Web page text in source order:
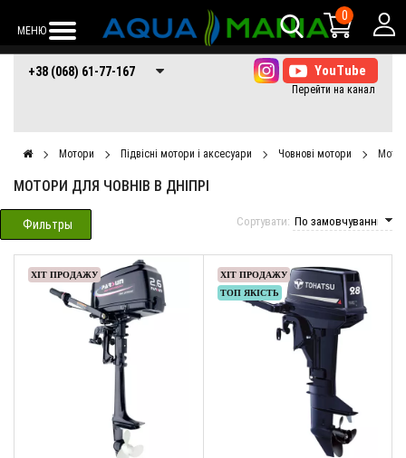
МЕНЮ
0
+38 (068) 61-77-
167
+38 (066) 61-77-+38 (073) 61-77-
167
+38 (068) 61-77-167
Мотори Підвісні мотори і аксесуари Човнові мотори
МОТОРИ ДЛЯ ЧОВНІВ В ДНІПРІ
Сортувати:
Фильтры
ХІТ ПРОДАЖУ
ХІТ ПРОДАЖУ
ТОП ЯКІСТЬ